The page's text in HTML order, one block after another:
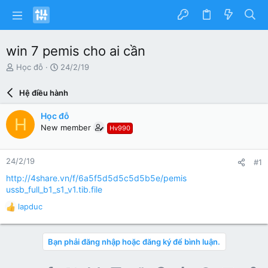
win 7 pemis cho ai cần
N
ư
ờ
i
k
h
ở
i
t
o
Học đỗ
N
y
ử
i
24/2/19
Hệ điều hành
H Học đỗ
New member Hv990
24/2/19 #1
http://4share.vn/f/6a5f5d5d5c5d5b5e/pemis
ussb_full_b1_s1_v1.tib.file
R
e
lapduc
Bạn phải đăng nhập hoặc đăng ký để bình luận.